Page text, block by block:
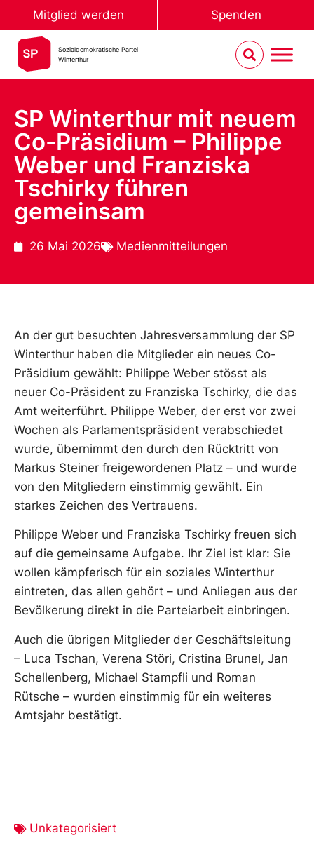
Mitglied werden Spenden
Sozialdemokratische Partei
Winterthur
SP Winterthur mit neuem
Co-Präsidium – Philippe
Weber und Franziska
Tschirky führen
gemeinsam
26 Mai 2026 Medienmitteilungen
An der gut besuchten Jahresversammlung der SP
Winterthur haben die Mitglieder ein neues Co-
Präsidium gewählt: Philippe Weber stösst als
neuer Co-Präsident zu Franziska Tschirky, die das
Amt weiterführt. Philippe Weber, der erst vor zwei
Wochen als Parlamentspräsident verabschiedet
wurde, übernimmt den durch den Rücktritt von
Markus Steiner freigewordenen Platz – und wurde
von den Mitgliedern einstimmig gewählt. Ein
starkes Zeichen des Vertrauens.
Philippe Weber und Franziska Tschirky freuen sich
auf die gemeinsame Aufgabe. Ihr Ziel ist klar: Sie
wollen kämpferisch für ein soziales Winterthur
eintreten, das allen gehört – und Anliegen aus der
Bevölkerung direkt in die Parteiarbeit einbringen.
Auch die übrigen Mitglieder der Geschäftsleitung
– Luca Tschan, Verena Störi, Cristina Brunel, Jan
Schellenberg, Michael Stampfli und Roman
Rütsche – wurden einstimmig für ein weiteres
Amtsjahr bestätigt.
Unkategorisiert